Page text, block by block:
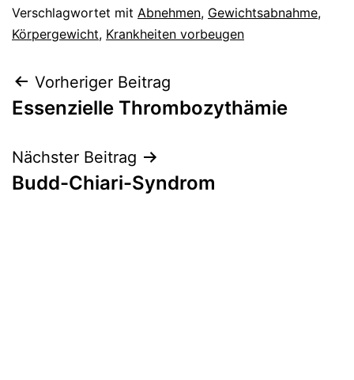
Verschlagwortet mit Abnehmen, Gewichtsabnahme,
Körpergewicht, Krankheiten vorbeugen
Beitragsnavigation
Vorheriger Beitrag
Essenzielle Thrombozythämie
Nächster Beitrag
Budd-Chiari-Syndrom